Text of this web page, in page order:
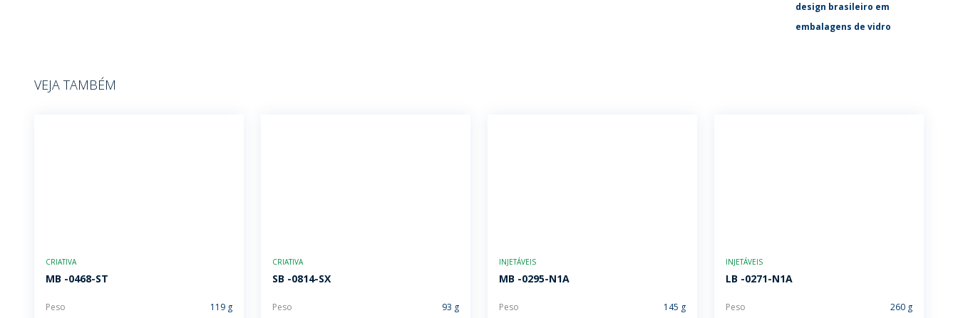
design brasileiro em
embalagens de vidro
VEJA TAMBÉM
CRIATIVA
MB -0468-ST
Peso 119 g
CRIATIVA
SB -0814-SX
Peso 93 g
INJETÁVEIS
MB -0295-N1A
Peso 145 g
INJETÁVEIS
LB -0271-N1A
Peso 260 g